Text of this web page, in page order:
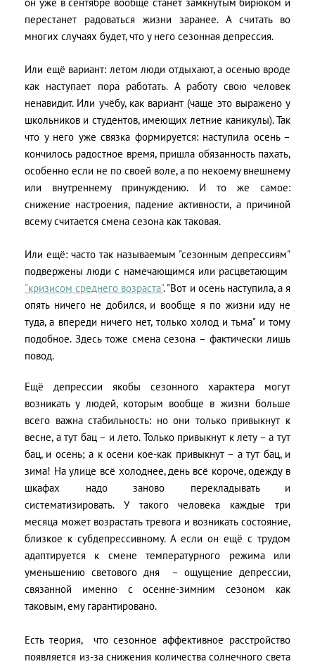
перестанет радоваться жизни заранее. А считать во
многих случаях будет, что у него сезонная депрессия.
Или ещё вариант: летом люди отдыхают, а осенью вроде
как наступает пора работать. А работу свою человек
ненавидит. Или учёбу, как вариант (чаще это выражено у
школьников и студентов, имеющих летние каникулы). Так
что у него уже связка формируется: наступила осень –
кончилось радостное время, пришла обязанность пахать,
особенно если не по своей воле, а по некоему внешнему
или внутреннему принуждению. И то же самое:
снижение настроения, падение активности, а причиной
всему считается смена сезона как таковая.
Или ещё: часто так называемым "сезонным депрессиям"
подвержены люди с намечающимся или расцветающим
"кризисом среднего возраста". "Вот и осень наступила, а я
опять ничего не добился, и вообще я по жизни иду не
туда, а впереди ничего нет, только холод и тьма" и тому
подобное. Здесь тоже смена сезона – фактически лишь
повод.
Ещё депрессии якобы сезонного характера могут
возникать у людей, которым вообще в жизни больше
всего важна стабильность: но они только привыкнут к
весне, а тут бац – и лето. Только привыкнут к лету – а тут
бац, и осень; а к осени кое-как привыкнут – а тут бац, и
зима! На улице всё холоднее, день всё короче, одежду в
шкафах надо заново перекладывать и
систематизировать. У такого человека каждые три
месяца может возрастать тревога и возникать состояние,
близкое к субдепрессивному. А если он ещё с трудом
адаптируется к смене температурного режима или
уменьшению светового дня – ощущение депрессии,
связанной именно с осенне-зимним сезоном как
таковым, ему гарантировано.
Есть теория, что сезонное аффективное расстройство
появляется из-за снижения количества солнечного света